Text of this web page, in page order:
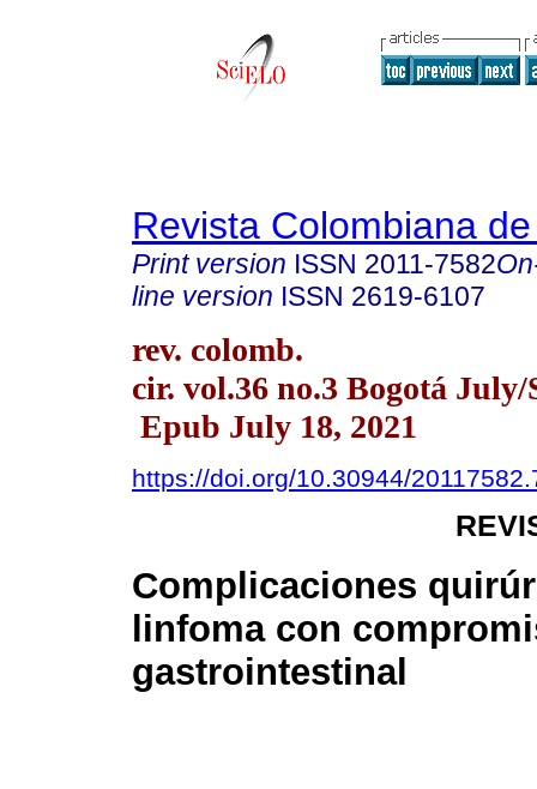
Revista Colombiana
Print version ISSN 2011-7582
line version ISSN 2619-6107
rev. colomb.
cir. vol.36 no.3 Bogotá July/
Epub July 18, 2021
https://doi.org/10.30944/
Complicaciones
linfoma con
gastrointestinal